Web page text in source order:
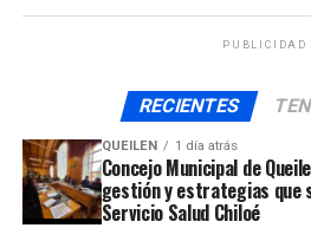
Finalmente la Directora
nuevamente a los
reparación por sus esfuerzos
los plazos, y a los usuarios
solidaridad.
ARTÍCULOS RELACIONADOS:
PUBLICIDAD
RECIENTES
QUEILEN 1 día atrás
Concejo Municipal de
gestión y estrategias que
Servicio Salud Chiloé